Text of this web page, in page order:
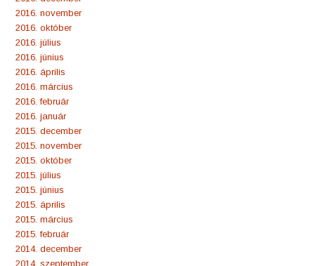
2016. november
2016. október
2016. július
2016. június
2016. április
2016. március
2016. február
2016. január
2015. december
2015. november
2015. október
2015. július
2015. június
2015. április
2015. március
2015. február
2014. december
2014. szeptember